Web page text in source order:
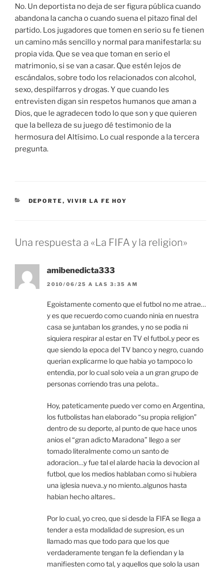
No. Un deportista no deja de ser figura pública cuando
abandona la cancha o cuando suena el pitazo final del
partido. Los jugadores que tomen en serio su fe tienen
un camino más sencillo y normal para manifestarla: su
propia vida. Que se vea que toman en serio el
matrimonio, si se van a casar. Que estén lejos de
escándalos, sobre todo los relacionados con alcohol,
sexo, despilfarros y drogas. Y que cuando les
entrevisten digan sin respetos humanos que aman a
Dios, que le agradecen todo lo que son y que quieren
que la belleza de su juego dé testimonio de la
hermosura del Altísimo. Lo cual responde a la tercera
pregunta.
CATEGORÍAS
DEPORTE , VIVIR LA FE HOY
Una respuesta a «La FIFA y la religion»
amibenedicta333
2010/06/25 A LAS 3:35 AM
Egoistamente comento que el futbol no me atrae…
y es que recuerdo como cuando ninia en nuestra
casa se juntaban los grandes, y no se podia ni
siquiera respirar al estar en TV el futbol..y peor es
que siendo la epoca del TV banco y negro, cuando
querian explicarme lo que habia yo tampoco lo
entendia, por lo cual solo veia a un gran grupo de
personas corriendo tras una pelota..
Hoy, pateticamente puedo ver como en Argentina,
los futbolistas han elaborado “su propia religion”
dentro de su deporte, al punto de que hace unos
anios el “gran adicto Maradona” llego a ser
tomado literalmente como un santo de
adoracion…y fue tal el alarde hacia la devocion al
futbol, que los medios hablaban como si hubiera
una iglesia nueva..y no miento..algunos hasta
habian hecho altares..
Por lo cual, yo creo, que si desde la FIFA se llega a
tender a esta modalidad de supresion, es un
llamado mas que todo para que los que
verdaderamente tengan fe la defiendan y la
manifiesten como tal, y aquellos que solo la usan